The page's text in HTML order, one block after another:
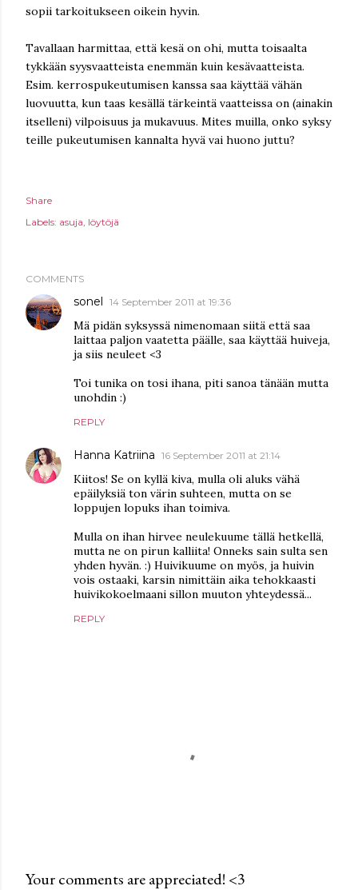
sopii tarkoitukseen oikein hyvin.
Tavallaan harmittaa, että kesä on ohi, mutta toisaalta
tykkään syysvaatteista enemmän kuin kesävaatteista.
Esim. kerrospukeutumisen kanssa saa käyttää vähän
luovuutta, kun taas kesällä tärkeintä vaatteissa on (ainakin
itselleni) vilpoisuus ja mukavuus. Mites muilla, onko syksy
teille pukeutumisen kannalta hyvä vai huono juttu?
Share
Labels: asuja löytöjä
COMMENTS
sonel 14 September 2011 at 19:36
Mä pidän syksyssä nimenomaan siitä että saa
laittaa paljon vaatetta päälle, saa käyttää huiveja,
ja siis neuleet <3
Toi tunika on tosi ihana, piti sanoa tänään mutta
unohdin :)
REPLY
Hanna Katriina 16 September 2011 at 21:14
Kiitos! Se on kyllä kiva, mulla oli aluks vähä
epäilyksiä ton värin suhteen, mutta on se
loppujen lopuks ihan toimiva.
Mulla on ihan hirvee neulekuume tällä hetkellä,
mutta ne on pirun kalliita! Onneks sain sulta sen
yhden hyvän. :) Huivikuume on myös, ja huivin
vois ostaaki, karsin nimittäin aika tehokkaasti
huivikokoelmaani sillon muuton yhteydessä...
REPLY
Your comments are appreciated! <3